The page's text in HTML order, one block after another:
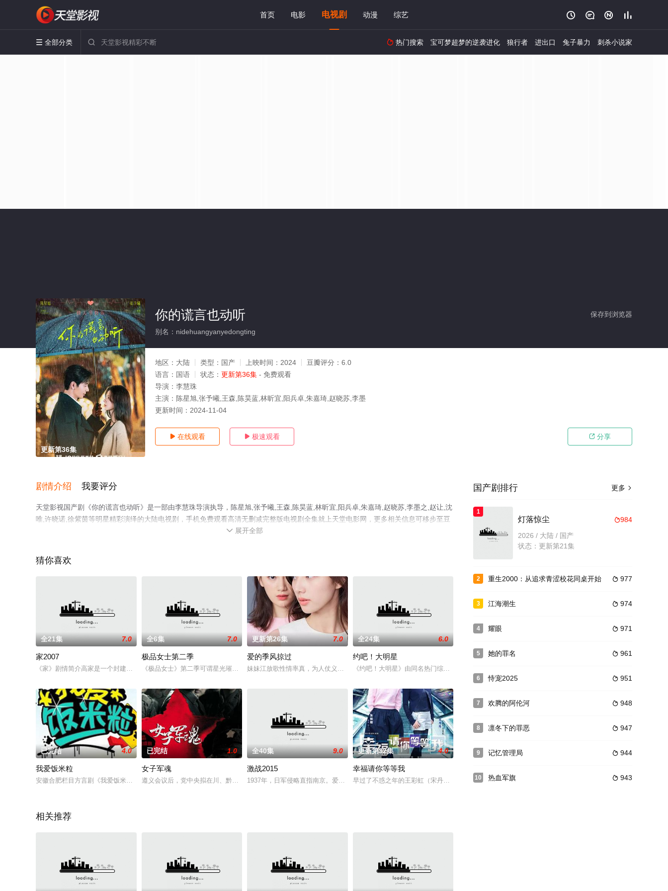
首页 电影 电视剧 动漫 综艺    
 全部分类   热门搜索 宝可梦超梦的逆袭进化 狼行者 进出口 兔子暴力 刺杀小说家
更新第36集
保存到浏览器
你的谎言也动听
别名：nidehuangyanyedongting
地区： 大陆 类型： 国产 上映时间： 2024 豆瓣评分： 6.0
语言： 国语 状态： 更新第36集 - 免费观看
导演： 李慧珠
主演： 陈星旭,张予曦,王森,陈昊蓝,林昕宜,阳兵卓,朱嘉琦,赵晓苏,李墨
更新时间： 2024-11-04
 在线观看  极速观看  分享
剧情介绍 我要评分
天堂影视国产剧《你的谎言也动听》是一部由李慧珠导演执导，陈星旭,张予曦,王森,陈昊蓝,林昕宜,阳兵卓,朱嘉琦,赵晓苏,李墨之,赵让,沈
唯,许晓诺,徐紫茵等明星精彩演绎的大陆电视剧，手机免费观看高清无删减完整版电视剧全集就上天堂电影网，更多相关信息可移步至豆
 展开全部
猜你喜欢
全21集 7.0
家2007
《家》剧情简介高家是一个封建的大家族，在奉行旧礼教的高老太爷主导下，身为长房长孙的觉新被迫放
全6集 7.0
极品女士第二季
《极品女士》第二季可谓星光璀璨，令人目不暇接。搜狐当家花旦于莎莎继续担当主演。大鹏、“森蝶”
更新第26集 7.0
爱的季风掠过
妹妹江放歌性情率真，为人仗义，梦想是成为糕点师，而姐姐江晨音的理想是嫁个有钱人。江放歌为帮前
全24集 6.0
约吧！大明星
《约吧！大明星》由同名热门综艺改编，以该节目制作的过程为背景，叙述着男女主角努力制作节目的辛
已完结 4.0
我爱饭米粒
安徽合肥栏目方言剧《我爱饭米粒》，饭米粒”是英语“FAMILY”（家庭）的音译词，意为“我爱
已完结 1.0
女子军魂
遵义会议后，党中央拟在川、黔边建立新的革命根据地，红军与几省国民党军队、地方军阀乃至土匪武装
全40集 9.0
激战2015
1937年，日军侵略直指南京。爱国资本家公子不羁正气的关鹏为照顾姐姐留下，并结识国军营长沈汉
更新第32集 4.0
幸福请你等等我
早过了不惑之年的王彩虹（宋丹丹 饰）是一个精明能干的理发店老板，与之形成鲜明对比的是老公何大
相关推荐
更多 
国产剧排行
1
984
灯落惊尘
2026 / 大陆 / 国产
状态：更新第21集
2  977
重生2000：从追求青涩校花同桌开始
3  974
江海潮生
4  971
耀眼
5  961
她的罪名
6  951
恃宠2025
7  948
欢腾的阿伦河
8  947
凛冬下的罪恶
9  944
记忆管理局
10  943
热血军旗